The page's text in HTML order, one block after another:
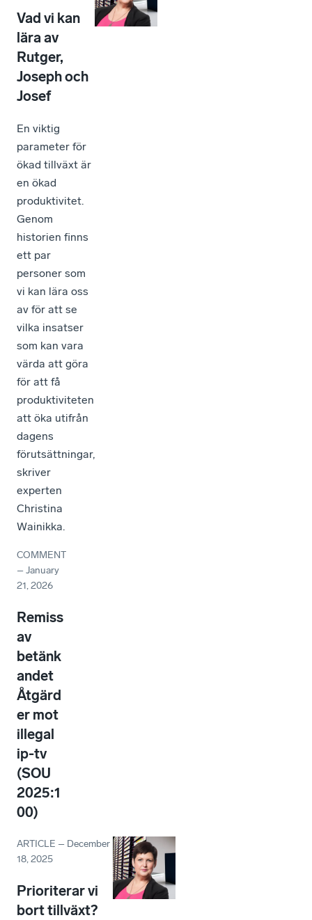
Vad vi kan
lära av
Rutger,
Joseph och
Josef
En viktig
parameter för
ökad tillväxt är
en ökad
produktivitet.
Genom
historien finns
ett par
personer som
vi kan lära oss
av för att se
vilka insatser
som kan vara
värda att göra
för att få
produktiviteten
att öka utifrån
dagens
förutsättningar,
skriver
experten
Christina
Wainikka.
COMMENT
–January
21, 2026
Remiss
av
betänk
andet
Åtgärd
er mot
illegal
ip-tv
(SOU
2025:1
00)
ARTICLE – December
18, 2025
Prioriterar vi
bort tillväxt?